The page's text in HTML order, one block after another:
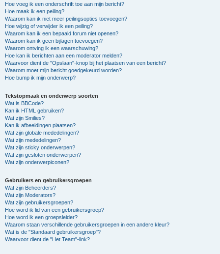
Hoe voeg ik een onderschrift toe aan mijn bericht?
Hoe maak ik een peiling?
Waarom kan ik niet meer peilingsopties toevoegen?
Hoe wijzig of verwijder ik een peiling?
Waarom kan ik een bepaald forum niet openen?
Waarom kan ik geen bijlagen toevoegen?
Waarom ontving ik een waarschuwing?
Hoe kan ik berichten aan een moderator melden?
Waarvoor dient de "Opslaan"-knop bij het plaatsen van een bericht?
Waarom moet mijn bericht goedgekeurd worden?
Hoe bump ik mijn onderwerp?
Tekstopmaak en onderwerp soorten
Wat is BBCode?
Kan ik HTML gebruiken?
Wat zijn Smilies?
Kan ik afbeeldingen plaatsen?
Wat zijn globale mededelingen?
Wat zijn mededelingen?
Wat zijn sticky onderwerpen?
Wat zijn gesloten onderwerpen?
Wat zijn onderwerpiconen?
Gebruikers en gebruikersgroepen
Wat zijn Beheerders?
Wat zijn Moderators?
Wat zijn gebruikersgroepen?
Hoe word ik lid van een gebruikersgroep?
Hoe word ik een groepsleider?
Waarom staan verschillende gebruikersgroepen in een andere kleur?
Wat is de "Standaard gebruikersgroep"?
Waarvoor dient de "Het Team"-link?